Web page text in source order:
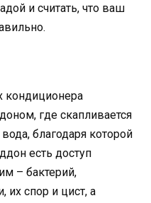
и считать, что ваш
кондиционера
где скапливается
благодаря которой
есть доступ
– бактерий,
их спор и цист, а